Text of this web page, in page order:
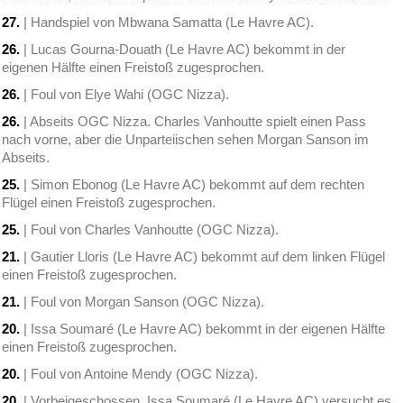
27. | Handspiel von Mbwana Samatta (Le Havre AC).
26. | Lucas Gourna-Douath (Le Havre AC) bekommt in der
eigenen Hälfte einen Freistoß zugesprochen.
26. | Foul von Elye Wahi (OGC Nizza).
26. | Abseits OGC Nizza. Charles Vanhoutte spielt einen Pass
nach vorne, aber die Unparteiischen sehen Morgan Sanson im
Abseits.
25. | Simon Ebonog (Le Havre AC) bekommt auf dem rechten
Flügel einen Freistoß zugesprochen.
25. | Foul von Charles Vanhoutte (OGC Nizza).
21. | Gautier Lloris (Le Havre AC) bekommt auf dem linken Flügel
einen Freistoß zugesprochen.
21. | Foul von Morgan Sanson (OGC Nizza).
20. | Issa Soumaré (Le Havre AC) bekommt in der eigenen Hälfte
einen Freistoß zugesprochen.
20. | Foul von Antoine Mendy (OGC Nizza).